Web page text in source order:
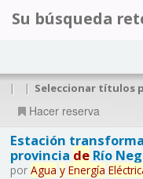
Su búsqueda
| | Seleccionar títulos
Hacer reserva
Estación
provincia deRío
por Agua y Energía